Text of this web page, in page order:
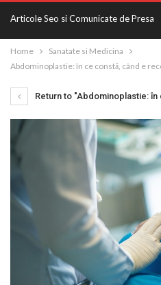
Articole Seo si Comunicate de Presa
Home
Sanatate si Medicina
Abdominoplastie: în ce constă, când e
Return to "Abdominoplastie: